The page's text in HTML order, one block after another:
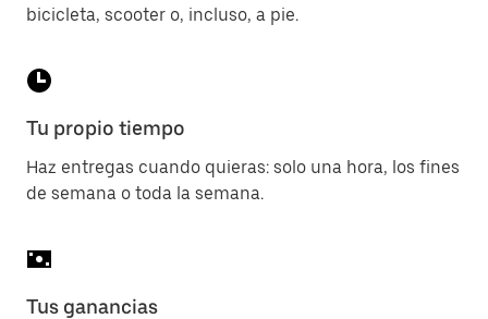
bicicleta, scooter o, incluso, a pie.
Tu propio tiempo
Haz entregas cuando quieras: solo una hora, los fines
de semana o toda la semana.
Tus ganancias